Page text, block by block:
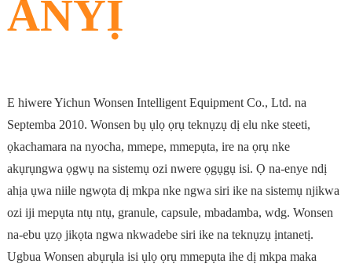
ANYỊ
E hiwere Yichun Wonsen Intelligent Equipment Co., Ltd. na
Septemba 2010. Wonsen bụ ụlọ ọrụ teknụzụ dị elu nke steeti,
ọkachamara na nyocha, mmepe, mmepụta, ire na ọrụ nke
akụrụngwa ọgwụ na sistemụ ozi nwere ọgụgụ isi. Ọ na-enye ndị
ahịa ụwa niile ngwọta dị mkpa nke ngwa siri ike na sistemụ njikwa
ozi iji mepụta ntụ ntụ, granule, capsule, mbadamba, wdg. Wonsen
na-ebu ụzọ jikọta ngwa nkwadebe siri ike na teknụzụ ịntanetị.
Ugbua Wonsen abụrụla isi ụlọ ọrụ mmepụta ihe dị mkpa maka